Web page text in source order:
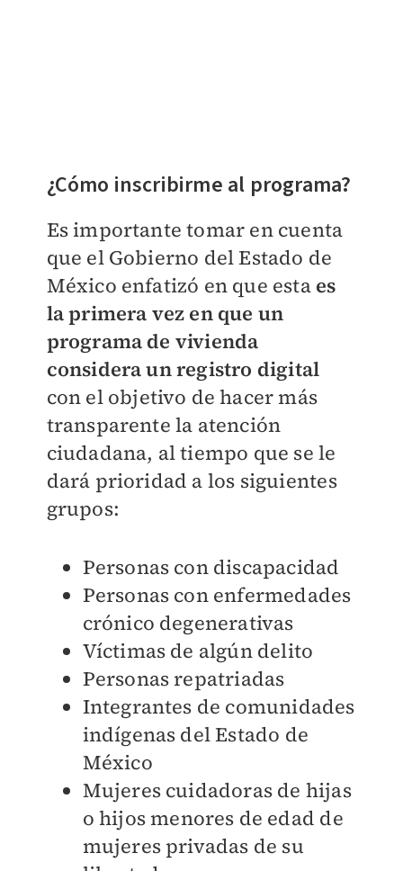
¿Cómo inscribirme al programa?
Es importante tomar en cuenta
que el Gobierno del Estado de
México enfatizó en que esta es
la primera vez en que un
programa de vivienda
considera un registro digital
con el objetivo de hacer más
transparente la atención
ciudadana, al tiempo que se le
dará prioridad a los siguientes
grupos:
Personas con discapacidad
Personas con enfermedades
crónico degenerativas
Víctimas de algún delito
Personas repatriadas
Integrantes de comunidades
indígenas del Estado de
México
Mujeres cuidadoras de hijas
o hijos menores de edad de
mujeres privadas de su